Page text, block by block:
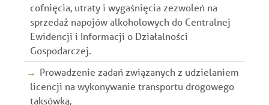
cofnięcia, utraty i wygaśnięcia zezwoleń na
sprzedaż napojów alkoholowych do Centralnej
Ewidencji i Informacji o Działalności
Gospodarczej.
Prowadzenie zadań związanych z udzielaniem
licencji na wykonywanie transportu drogowego
taksówką,